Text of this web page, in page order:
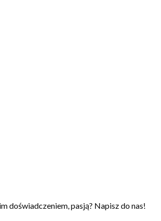
doświadczeniem, pasją? Napisz do nas!